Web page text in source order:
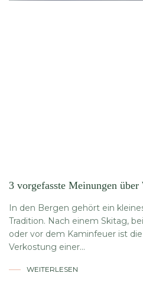
3 vorgefasste Meinungen
In den Bergen gehört ein
Tradition. Nach einem Skitag,
oder vor dem Kaminfeuer ist
Verkostung einer...
WEITERLESEN